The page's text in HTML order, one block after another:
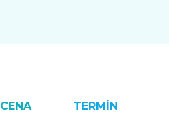
CENA TERMÍN